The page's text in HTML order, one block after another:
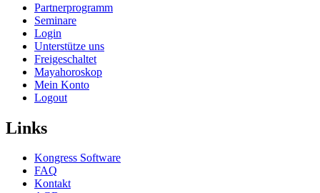
Partnerprogramm
Seminare
Login
Unterstütze uns
Freigeschaltet
Mayahoroskop
Mein Konto
Logout
Links
Kongress Software
FAQ
Kontakt